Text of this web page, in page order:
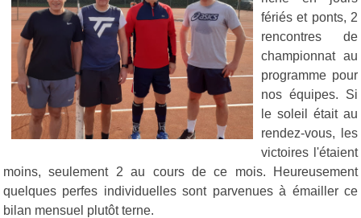
fériés et ponts, 2
rencontres de
championnat au
programme pour
nos équipes. Si
le soleil était au
rendez-vous, les
victoires l'étaient
moins, seulement 2 au cours de ce mois. Heureusement
quelques perfes individuelles sont parvenues à émailler ce
bilan mensuel plutôt terne.